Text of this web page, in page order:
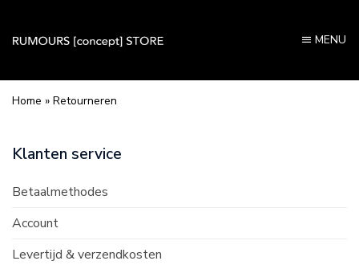
MENU
Home » Retourneren
Klanten service
Betaalmethodes
Account
Levertijd & verzendkosten